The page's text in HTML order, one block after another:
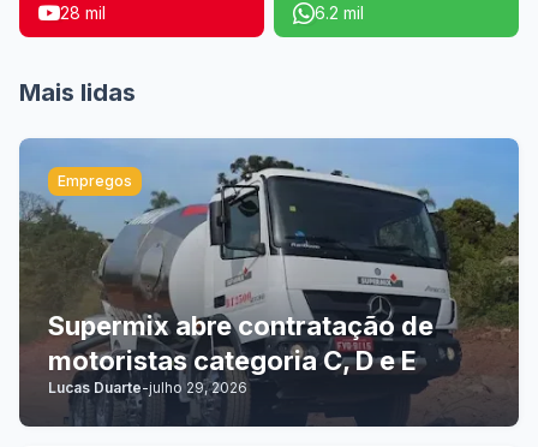
28 mil 6.2 mil
Mais lidas
Empregos
Supermix abre contratação de
motoristas categoria C, D e E
Lucas Duarte-julho 29, 2026